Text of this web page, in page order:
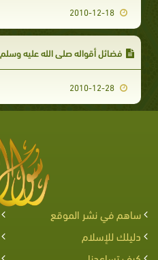
فضائل أقواله صلى الله عليه وسلم
ساهم في نشر الموقع
دليلك للإسلام